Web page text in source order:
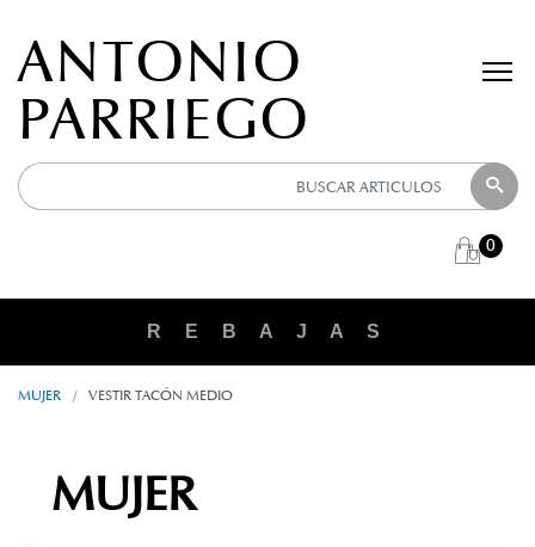
ANTONIO
PARRIEGO
0
R E B A J A S
MUJER / VESTIR TACÓN MEDIO
MUJER